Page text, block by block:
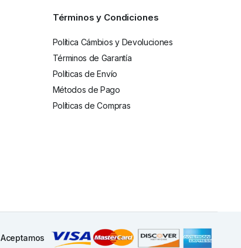
Términos y Condiciones
Política Cámbios y Devoluciones
Términos de Garantía
Políticas de Envío
Métodos de Pago
Políticas de Compras
Aceptamos